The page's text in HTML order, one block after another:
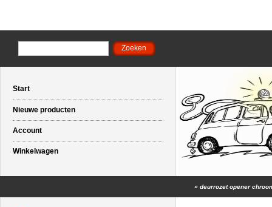
Start
Nieuwe producten
Account
Winkelwagen
» deurrozet opener